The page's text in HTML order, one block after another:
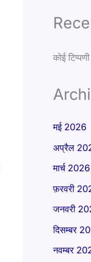
कोई
मई 2026
अप्रैल
मार्च 2026
फ़रवरी
जनवरी
दिसम्बर
नवम्बर